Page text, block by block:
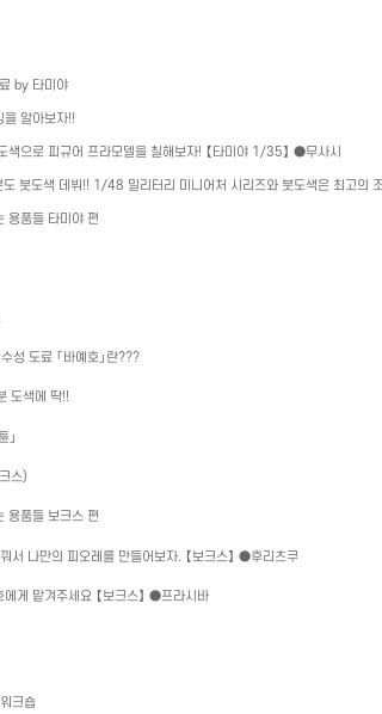
by 타미야
을 알아보자!!
으로 피규어 프라모델을 칠해보자! 【타미야 1/35】 ●무사시
붓도색 데뷔 !! 1/48 밀리터리 미니어처 시리즈와 붓도색은 최고의
용품들 타미야 편
성 도료 「바예호」란???
도색에 딱!!
」
스)
용품들 보크스 편
서 나만의 피오레를 만들어보자. 【보크스】 ●후리츠쿠
게 맡겨주세요 【보크스】 ●프라시바
크숍